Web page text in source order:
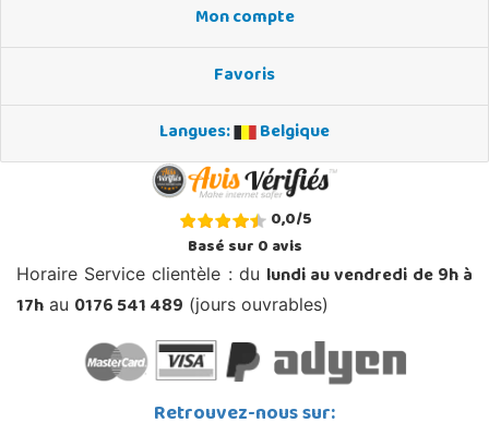
Mon compte
Favoris
Langues:
Belgique
0,0/5
Basé sur0avis
Horaire Service clientèle : du lundi au vendredi de 9h à
17h au 0176 541 489 (jours ouvrables)
Retrouvez-nous sur: